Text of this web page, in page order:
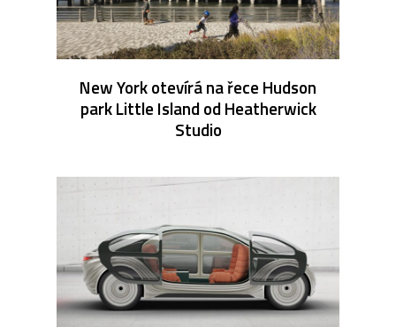
New York otevírá na řece Hudson
park Little Island od Heatherwick
Studio